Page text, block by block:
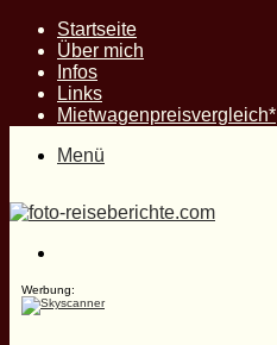
Startseite
Über mich
Infos
Links
Mietwagenpreisvergleich*
Menü
Werbung: